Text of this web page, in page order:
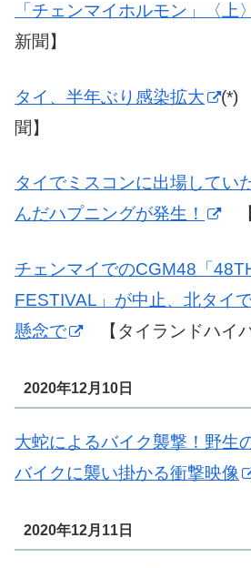
「チェンマイホルモン」〈上〉
新聞】
タイ、半年ぶり感染拡大
(*)
聞】
タイでミスコンに出場してい
んだハプニングが発生！
【
チェンマイでのCGM48「
FESTIVAL」が中止、北タイ
懸念で
【タイランドハイパ
2020年12月10日
大蛇によるバイク襲撃！野生
バイクに襲い掛かる衝撃映像
2020年12月11日